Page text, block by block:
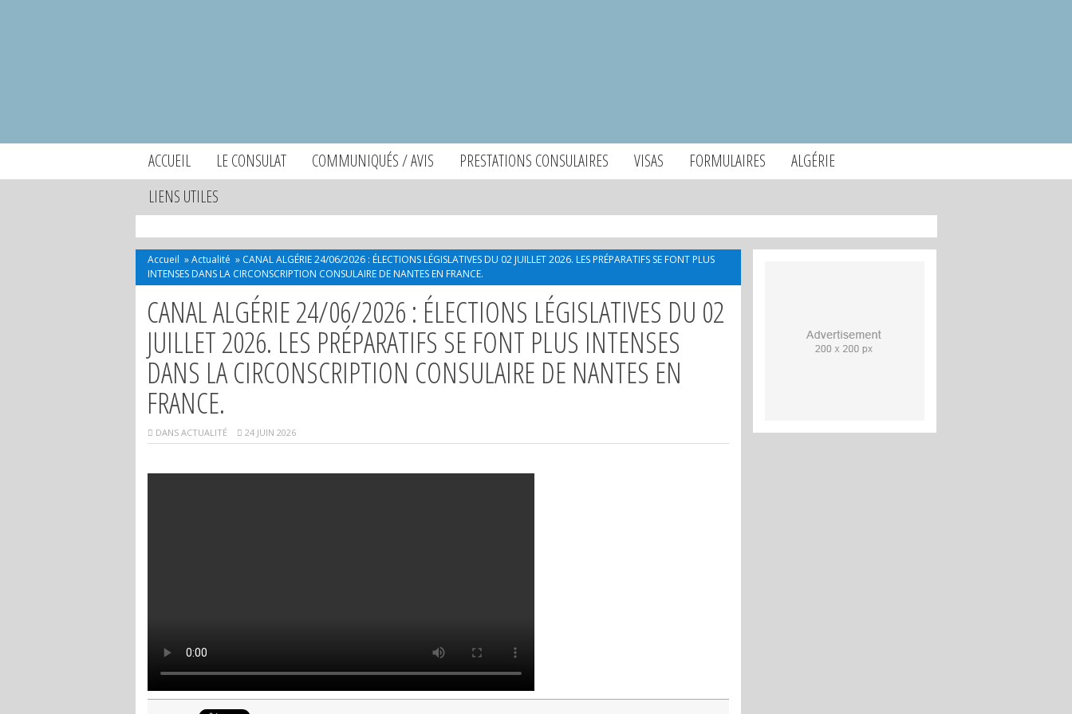
ACCUEIL LE CONSULAT COMMUNIQUÉS / AVIS PRESTATIONS CONSULAIRES VISAS FORMULAIRES
ALGÉRIE
LIENS UTILES
Accueil »Actualité » CANAL ALGÉRIE 24/06/2026 : ÉLECTIONS LÉGISLATIVES DU 02 JUILLET 2026. LES PRÉPARATIFS SE FONT PLUS
INTENSES DANS LA CIRCONSCRIPTION CONSULAIRE DE NANTES EN FRANCE.
CANAL ALGÉRIE 24/06/2026 : ÉLECTIONS LÉGISLATIVES DU 02
JUILLET 2026. LES PRÉPARATIFS SE FONT PLUS INTENSES
DANS LA CIRCONSCRIPTION CONSULAIRE DE NANTES EN
FRANCE.
DANS ACTUALITÉ 24 JUIN 2026